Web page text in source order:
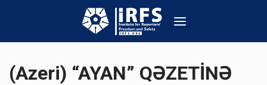
(Azeri) “AYAN” QƏZETİNƏ